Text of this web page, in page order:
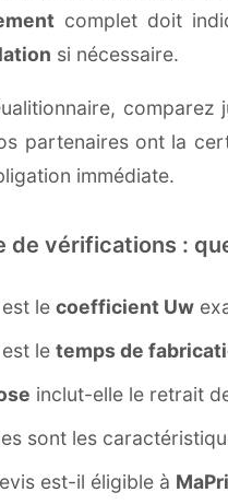
complet doit
si nécessaire.
partenaires ont la
immédiate.
de vérifications :
le coefficient Uw
le temps de
inclut-elle le retrait
sont les
est-il éligible à